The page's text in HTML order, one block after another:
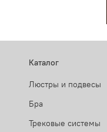
Каталог
Люстры и подвесы
Бра
Трековые системы